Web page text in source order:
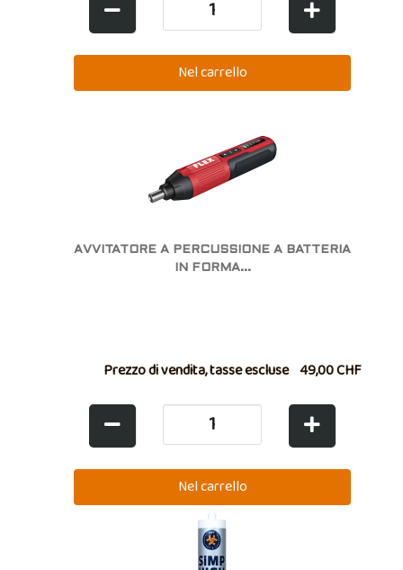
AVVITATORE A PERCUSSIONE A BATTERIA
IN FORMA...
Prezzo di vendita, tasse escluse 49,00 CHF